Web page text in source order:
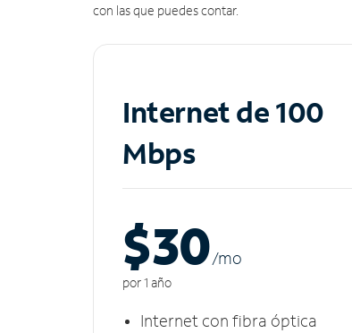
con las que puedes contar.
Internet de 100
Mbps
$30/mo
por 1 año
Internet con fibra óptica